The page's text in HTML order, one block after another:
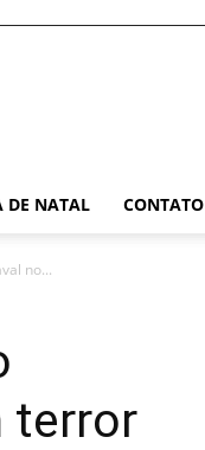
DE NATAL CONTATO
no...
terror